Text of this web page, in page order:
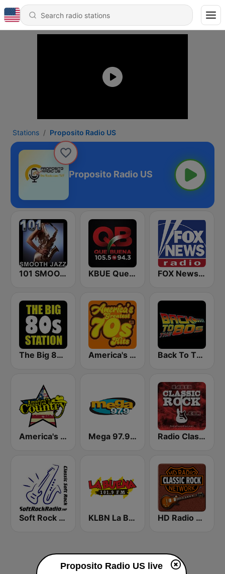
Stations Proposito Radio US
Proposito Radio US
101 SMOOTH JAZZ KBUE Que Buena 105.5 / 94.3 FM (US Only) FOX News Radio
The Big 80s Station America's Greatest 70s Hits Back To The 80's Radio
America's Country Mega 97.9 FM Radio Classic Rock
Soft Rock Radio KLBN La Buena 101.9 FM HD Radio - Classic Rock
Proposito Radio US live